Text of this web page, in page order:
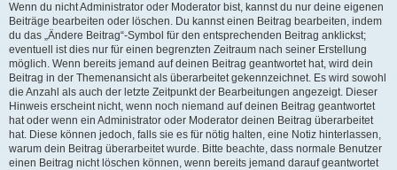
Wenn du nicht Administrator oder Moderator bist, kannst du nur deine eigenen
Beiträge bearbeiten oder löschen. Du kannst einen Beitrag bearbeiten, indem
du das „Ändere Beitrag“-Symbol für den entsprechenden Beitrag anklickst;
eventuell ist dies nur für einen begrenzten Zeitraum nach seiner Erstellung
möglich. Wenn bereits jemand auf deinen Beitrag geantwortet hat, wird dein
Beitrag in der Themenansicht als überarbeitet gekennzeichnet. Es wird sowohl
die Anzahl als auch der letzte Zeitpunkt der Bearbeitungen angezeigt. Dieser
Hinweis erscheint nicht, wenn noch niemand auf deinen Beitrag geantwortet
hat oder wenn ein Administrator oder Moderator deinen Beitrag überarbeitet
hat. Diese können jedoch, falls sie es für nötig halten, eine Notiz hinterlassen,
warum dein Beitrag überarbeitet wurde. Bitte beachte, dass normale Benutzer
einen Beitrag nicht löschen können, wenn bereits jemand darauf geantwortet